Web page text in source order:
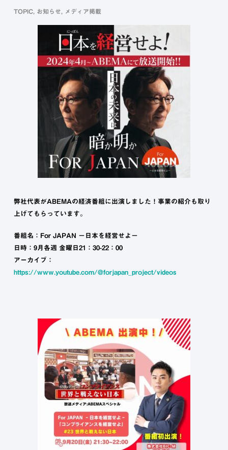
TOPIC, お知らせ メディア掲載
弊社代表がABEMAの経済番組に出演しました！事業の紹介も取り
上げてもらっています。
番組名：For JAPAN －日本を経営せよ－
日時：9月各週 金曜日21：30-22：00
アーカイブ：
https://www.youtube.com/@forjapan_project/videos